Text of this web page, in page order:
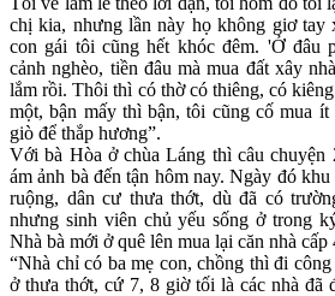
chị kia, nhưng lần này họ không giơ tay
con gái tôi cũng hết khóc đêm. 'Ở đâu
cảnh nghèo, tiền đâu mà mua đất xây
lắm rồi. Thôi thì có thờ có thiêng, có
một, bận mấy thì bận, tôi cũng cố mua ít
giò để thắp hương”.
Với bà Hòa ở chùa Láng thì câu chuyện
ám ảnh bà đến tận hôm nay. Ngày đó
ruộng, dân cư thưa thớt, dù đã có
nhưng sinh viên chủ yếu sống ở trong
Nhà bà mới ở quê lên mua lại căn nhà
“Nhà chỉ có ba mẹ con, chồng thì đi
ở thưa thớt, cứ 7, 8 giờ tối là các nhà đã